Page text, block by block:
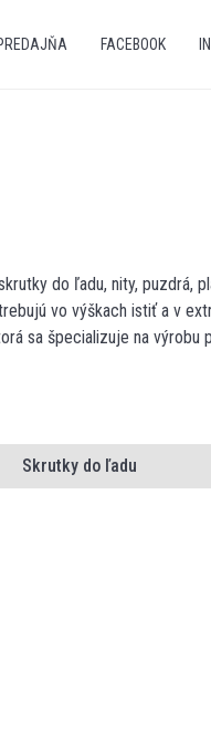
FACEBOOK
do ľadu, nity, puzdrá,
vo výškach istiť a v
sa špecializuje na
Skrutky do ľadu